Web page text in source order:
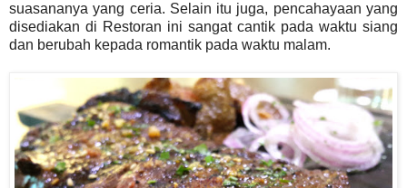
suasananya yang ceria. Selain itu juga, pencahayaan yang
disediakan di Restoran ini sangat cantik pada waktu siang
dan berubah kepada romantik pada waktu malam.